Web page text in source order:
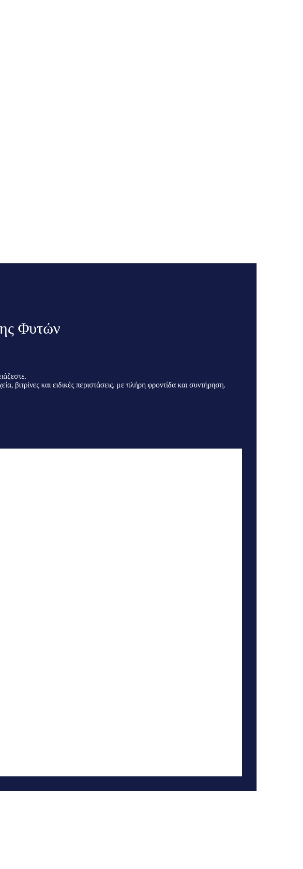
Φυτών
και ειδικές περιστάσεις, με πλήρη φροντίδα και συντήρηση.